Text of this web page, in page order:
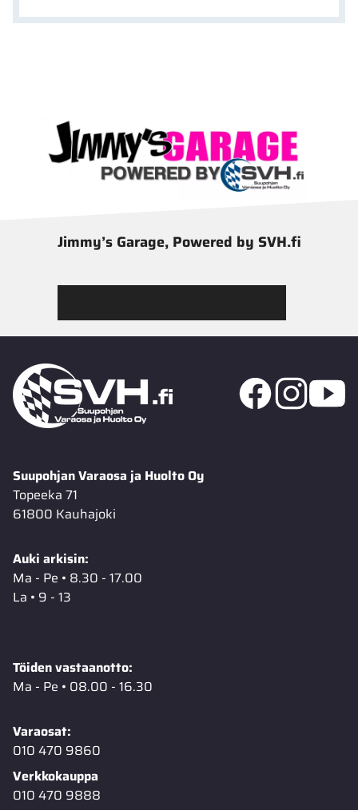
Jimmy’s Garage, Powered by SVH.fi
Suupohjan Varaosa ja Huolto Oy
Topeeka 71
61800 Kauhajoki
Auki arkisin:
Ma - Pe • 8.30 - 17.00
La • 9 - 13
Töiden vastaanotto:
Ma - Pe • 08.00 - 16.30
Varaosat:
010 470 9860
Verkkokauppa
010 470 9888